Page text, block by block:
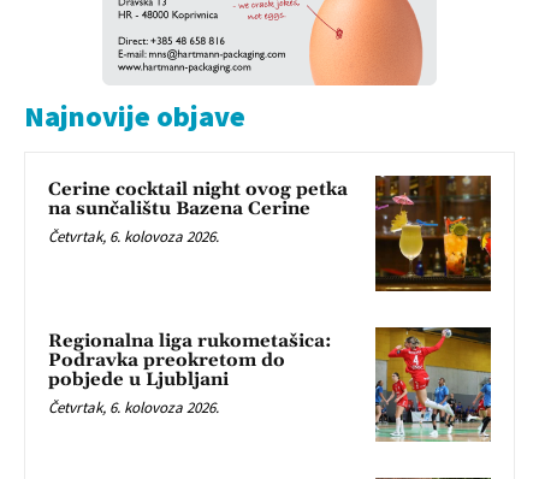
Najnovije objave
Cerine cocktail night ovog petka
na sunčalištu Bazena Cerine
Četvrtak, 6. kolovoza 2026.
Regionalna liga rukometašica:
Podravka preokretom do
pobjede u Ljubljani
Četvrtak, 6. kolovoza 2026.